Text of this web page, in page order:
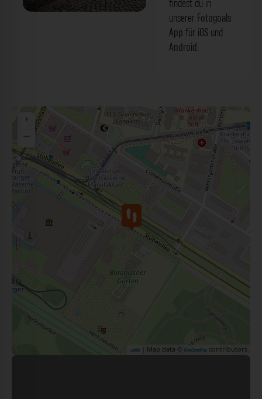
findest du in
unserer Fotogoals
App für iOS und
Android.
+
−
Leaflet | Map data © OpenStreetMap contributors